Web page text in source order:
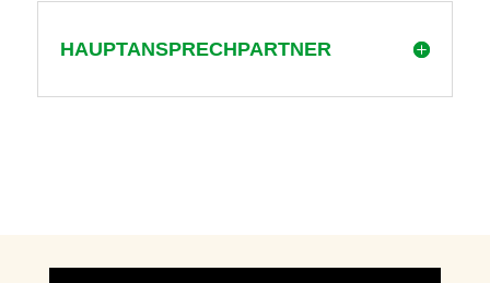
HAUPTANSPRECHPARTNER